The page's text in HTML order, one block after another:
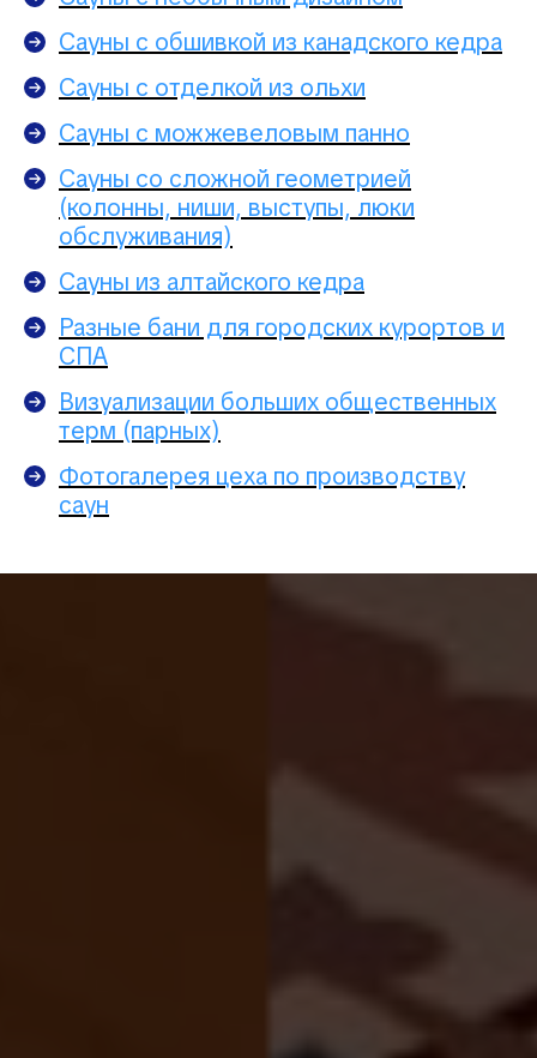
Сауны с обшивкой из канадского кедра
Сауны с отделкой из ольхи
Сауны с можжевеловым панно
Сауны со сложной геометрией
(колонны, ниши, выступы, люки
обслуживания)
Сауны из алтайского кедра
Разные бани для городских курортов и
СПА
Визуализации больших общественных
терм (парных)
Фотогалерея цеха по производству
саун